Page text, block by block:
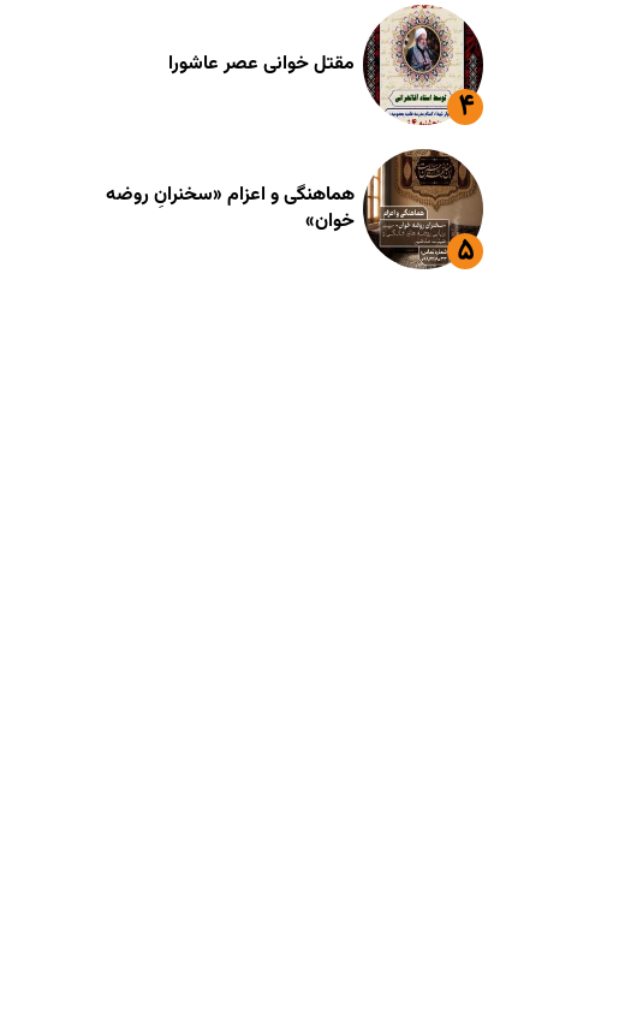
مقتل خوانی عصر عاشورا
هماهنگی و اعزام «سخنرانِ روضه
خوان»